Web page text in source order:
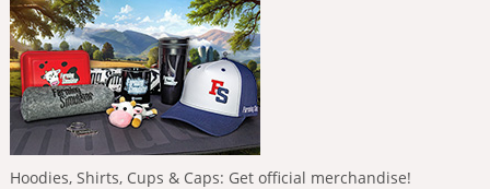
Hoodies, Shirts, Cups & Caps: Get official merchandise!